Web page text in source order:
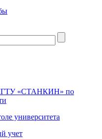
«СТАНКИН» по
университета
учет